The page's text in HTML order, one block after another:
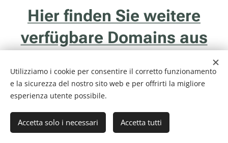
Hier finden Sie weitere
verfügbare Domains aus
Internethotel.it è un servizio della ditta Francesco Solidoro - Via delle
Ghiaie, 20/1 - 38122 - Trento (TN) - P.I. 01043510229
Utilizziamo i cookie per consentire il corretto funzionamento
e la sicurezza del nostro sito web e per offrirti la migliore
esperienza utente possibile.
Accetta solo i necessari Accetta tutti